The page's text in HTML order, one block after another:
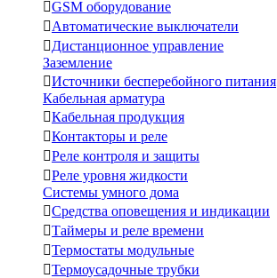
GSM оборудование
Автоматические выключатели
Дистанционное управление
Заземление
Источники бесперебойного питания
Кабельная арматура
Кабельная продукция
Контакторы и реле
Реле контроля и защиты
Реле уровня жидкости
Системы умного дома
Средства оповещения и индикации
Таймеры и реле времени
Термостаты модульные
Термоусадочные трубки